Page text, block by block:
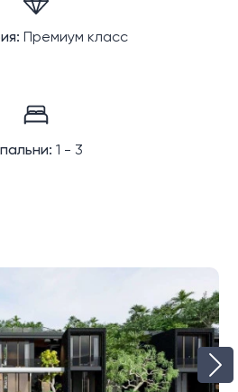
Премиум класс
1 - 3